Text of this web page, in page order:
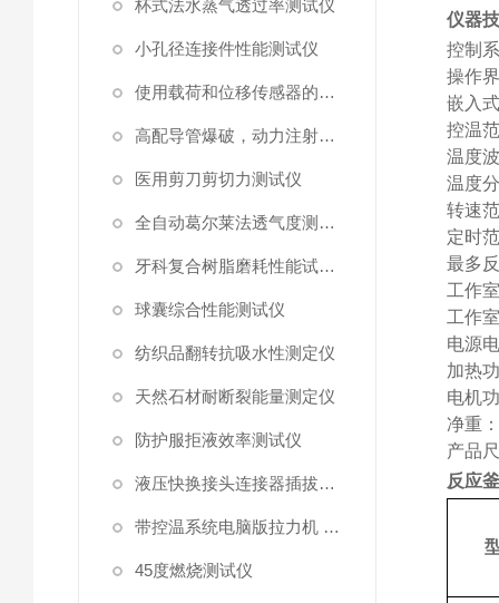
杯式法水蒸气透过率测试仪
小孔径连接件性能测试仪
使用载荷和位移传感器的塑料高速穿刺特性测试仪
高配导管爆破，动力注射中流量及压力测试仪
医用剪刀剪切力测试仪
全自动葛尔莱法透气度测试仪
牙科复合树脂磨耗性能试验仪
球囊综合性能测试仪
纺织品翻转抗吸水性测定仪
天然石材耐断裂能量测定仪
防护服拒液效率测试仪
液压快换接头连接器插拔泄漏测试仪
带控温系统电脑版拉力机 统电脑版拉力机
45度燃烧测试仪
仪器
控制
操作
嵌入
控温
温度
温度
转速
定时
最多
工作
工作
电源
加热
电机
净重
产品
反应